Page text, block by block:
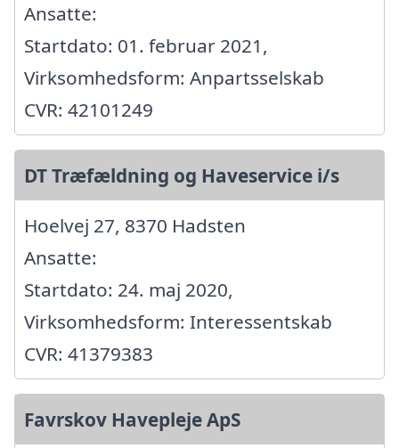
Ansatte:
Startdato: 01. februar 2021,
Virksomhedsform: Anpartsselskab
CVR: 42101249
DT Træfældning og Haveservice i/s
Hoelvej 27, 8370 Hadsten
Ansatte:
Startdato: 24. maj 2020,
Virksomhedsform: Interessentskab
CVR: 41379383
Favrskov Havepleje ApS